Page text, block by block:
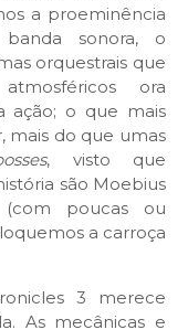
a proeminência
sonora, o
orquestrais que
ora
ação; o que mais
mais do que umas
, visto que
são Moebius
poucas ou
a carroça
3 merece
As mecânicas e